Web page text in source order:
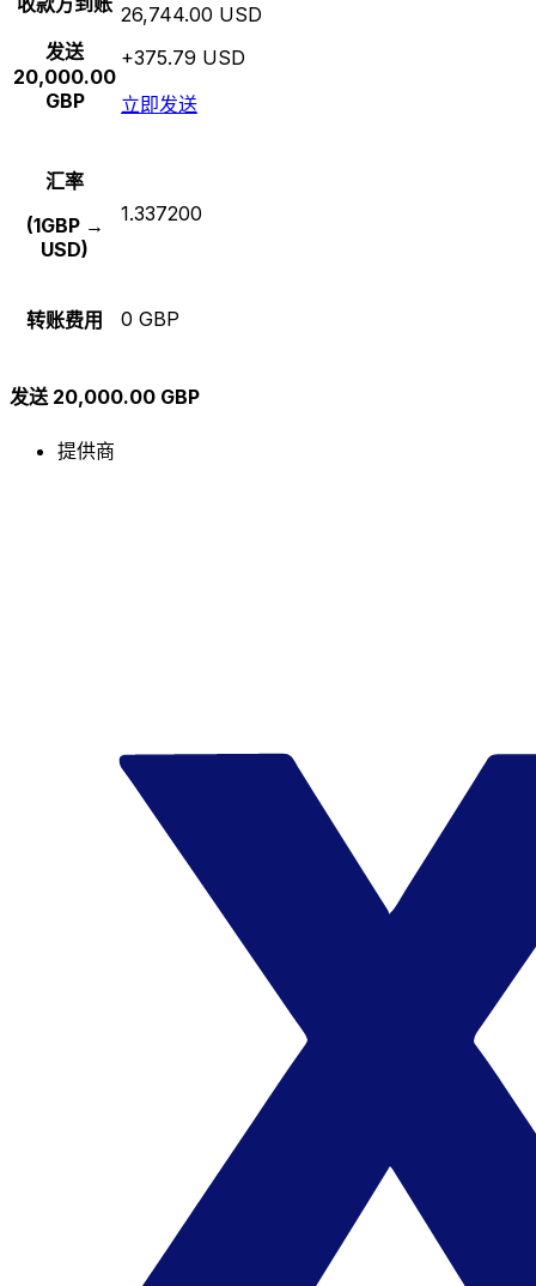
发送
20,000.00
GBP
26,744.00 USD
+375.79 USD
立即发送
汇率
(1GBP →
USD)
1.337200
转账费用 0 GBP
发送 20,000.00 GBP
提供商